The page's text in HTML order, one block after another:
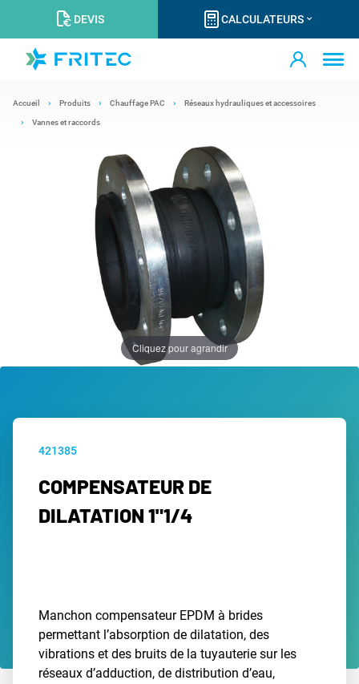
DEVIS CALCULATEURS
Accueil Produits Chauffage PAC Réseaux hydrauliques et accessoires
Vannes et raccords
Cliquez pour agrandir
421385
COMPENSATEUR DE
DILATATION 1"1/4
Manchon compensateur EPDM à brides
permettant l’absorption de dilatation, des
vibrations et des bruits de la tuyauterie sur les
réseaux d’adduction, de distribution d’eau,